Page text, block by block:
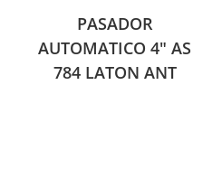
PASADOR
AUTOMATICO 4″ AS
784 LATON ANT